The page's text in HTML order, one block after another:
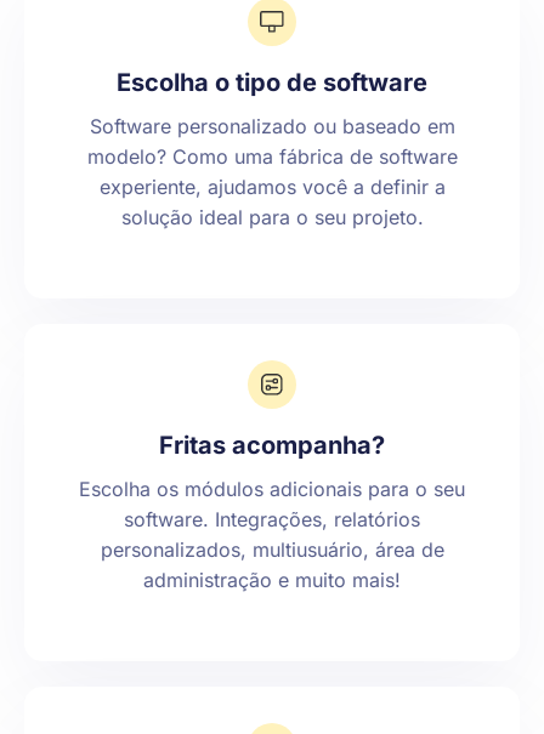
Escolha o tipo de software
Software personalizado ou baseado em
modelo? Como uma fábrica de software
experiente, ajudamos você a definir a
solução ideal para o seu projeto.
Fritas acompanha?
Escolha os módulos adicionais para o seu
software. Integrações, relatórios
personalizados, multiusuário, área de
administração e muito mais!